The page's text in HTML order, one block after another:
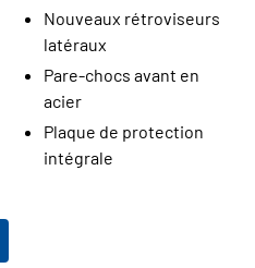
Nouveaux rétroviseurs
latéraux
Pare-chocs avant en
acier
Plaque de protection
intégrale